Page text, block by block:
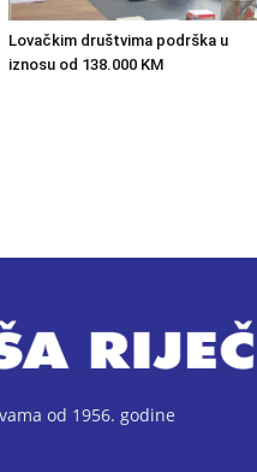
Lovačkim društvima podrška u
iznosu od 138.000 KM
od 1956. godine